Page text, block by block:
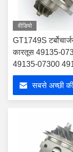
वीडियो
GT1749S
कारतूस 49135-
49135-07300
07100 हुंडई के लिए
सबसे अच्छी